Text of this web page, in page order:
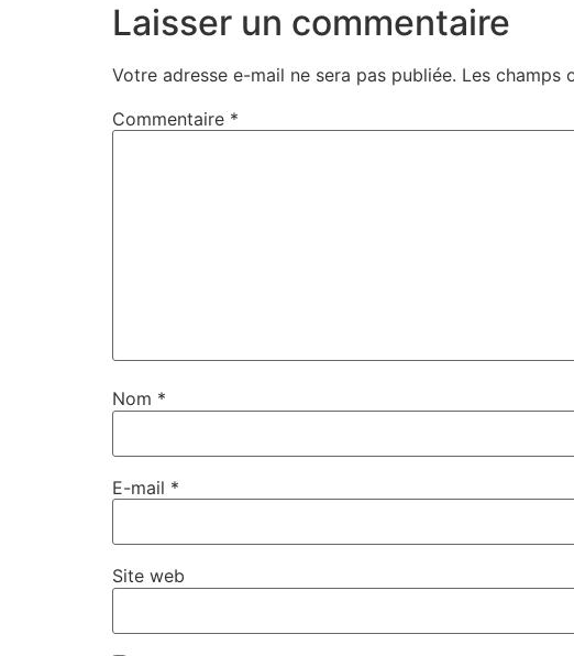
Laisser un commentaire
Votre adresse e-mail ne sera pas publiée. Les champs
Commentaire *
Nom *
E-mail *
Site web